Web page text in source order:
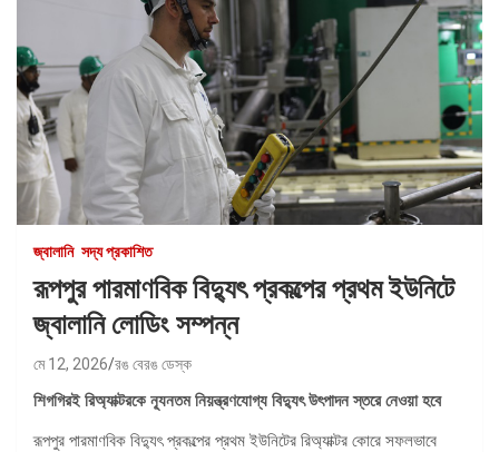
জ্বালানি সদ্য প্রকাশিত
রূপপুর পারমাণবিক বিদ্যুৎ প্রকল্পের প্রথম ইউনিটে
জ্বালানি লোডিং সম্পন্ন
মে 12, 2026 রঙ বেরঙ ডেস্ক
শিগগিরই রিঅ্যাক্টরকে ন্যূনতম নিয়ন্ত্রণযোগ্য বিদ্যুৎ উৎপাদন স্তরে নেওয়া হবে
রূপপুর পারমাণবিক বিদ্যুৎ প্রকল্পের প্রথম ইউনিটের রিঅ্যাক্টর কোরে সফলভাবে